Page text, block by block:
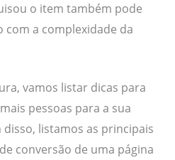
o item também pode
com a complexidade da
vamos listar dicas para
pessoas para a sua
disso, listamos as principais
conversão de uma página